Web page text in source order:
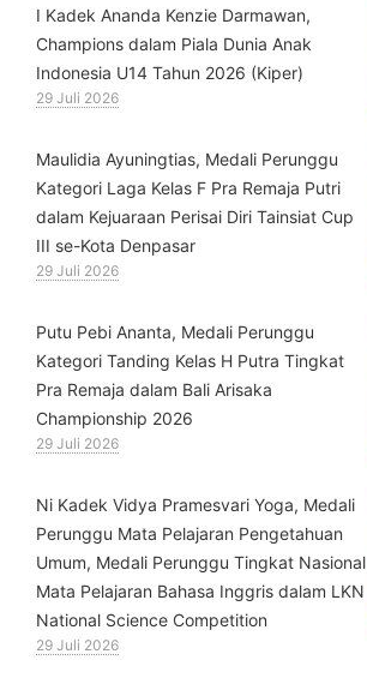
⁠I Kadek Ananda Kenzie Darmawan,
Champions dalam Piala Dunia Anak
Indonesia U14 Tahun 2026 (Kiper)
29 Juli 2026
⁠Maulidia Ayuningtias, Medali Perunggu
Kategori Laga Kelas F Pra Remaja Putri
dalam Kejuaraan Perisai Diri Tainsiat Cup
III se-Kota Denpasar
29 Juli 2026
Putu Pebi Ananta, Medali Perunggu
Kategori Tanding Kelas H Putra Tingkat
Pra Remaja dalam Bali Arisaka
Championship 2026
29 Juli 2026
⁠Ni Kadek Vidya Pramesvari Yoga, Medali
Perunggu Mata Pelajaran Pengetahuan
Umum, Medali Perunggu Tingkat Nasional
Mata Pelajaran Bahasa Inggris dalam LKN
National Science Competition
29 Juli 2026